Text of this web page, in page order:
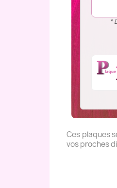
*
Ces plaques
vos proches